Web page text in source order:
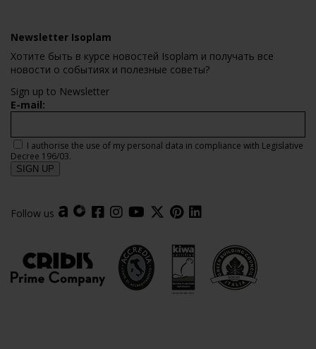
Newsletter Isoplam
Хотите быть в курсе новостей Isoplam и получать все
новости о событиях и полезные советы?
Sign up to Newsletter
E-mail:
I authorise the use of my personal data in compliance with Legislative
Decree 196/03.
Follow us